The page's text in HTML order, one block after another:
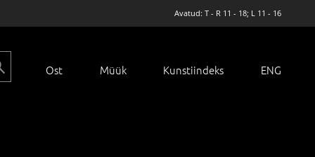
Avatud: T - R 11 - 18; L 11 - 16
Ost Müük Kunstiindeks ENG